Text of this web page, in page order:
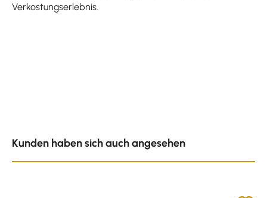
Verkostungserlebnis.
Kunden haben sich auch angesehen